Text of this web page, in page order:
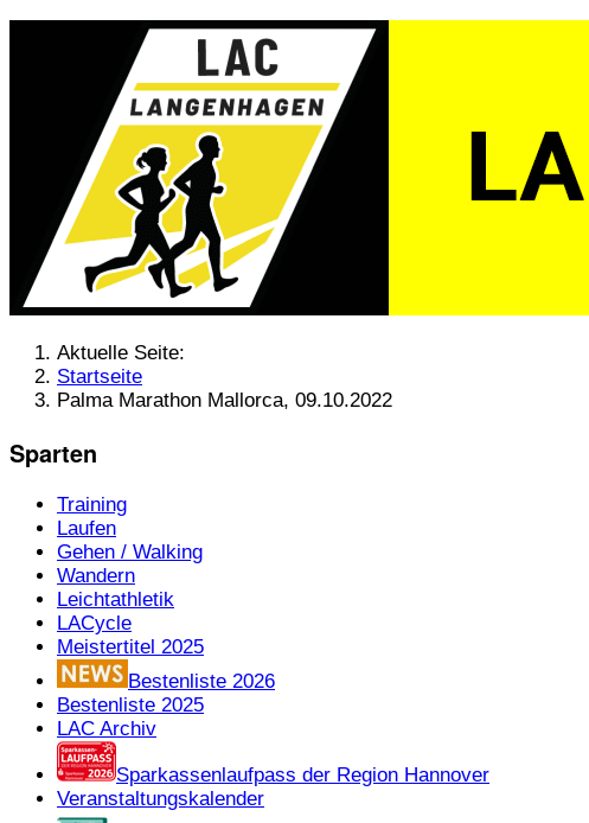
Aktuelle Seite:
Startseite
Palma Marathon Mallorca, 09.10.2022
Sparten
Training
Laufen
Gehen / Walking
Wandern
Leichtathletik
LACycle
Meistertitel 2025
Bestenliste 2026
Bestenliste 2025
LAC Archiv
Sparkassenlaufpass der Region Hannover
Veranstaltungskalender